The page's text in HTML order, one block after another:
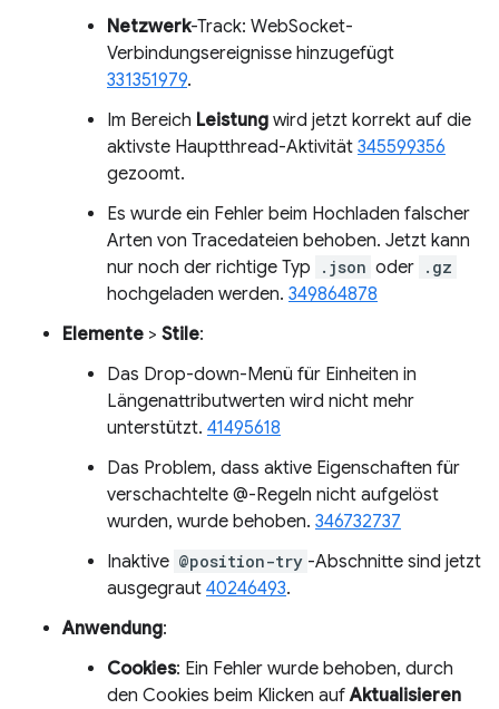
Netzwerk-Track: WebSocket-
Verbindungsereignisse hinzugefügt
331351979.
Im Bereich Leistung wird jetzt korrekt auf die
aktivste Hauptthread-Aktivität 345599356
gezoomt.
Es wurde ein Fehler beim Hochladen falscher
Arten von Tracedateien behoben. Jetzt kann
nur noch der richtige Typ
.json oder .gz
hochgeladen werden. 349864878
Elemente > Stile:
Das Drop-down-Menü für Einheiten in
Längenattributwerten wird nicht mehr
unterstützt. 41495618
Das Problem, dass aktive Eigenschaften für
verschachtelte @-Regeln nicht aufgelöst
wurden, wurde behoben. 346732737
Inaktive @position-try -Abschnitte sind jetzt
ausgegraut 40246493.
Anwendung:
Cookies: Ein Fehler wurde behoben, durch
den Cookies beim Klicken aufAktualisieren